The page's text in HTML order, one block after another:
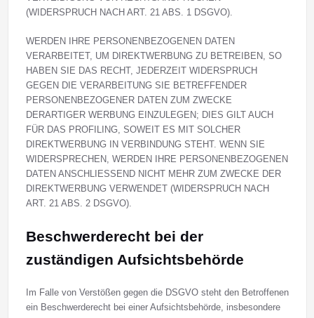
(WIDERSPRUCH NACH ART. 21 ABS. 1 DSGVO).
WERDEN IHRE PERSONENBEZOGENEN DATEN
VERARBEITET, UM DIREKTWERBUNG ZU BETREIBEN, SO
HABEN SIE DAS RECHT, JEDERZEIT WIDERSPRUCH
GEGEN DIE VERARBEITUNG SIE BETREFFENDER
PERSONENBEZOGENER DATEN ZUM ZWECKE
DERARTIGER WERBUNG EINZULEGEN; DIES GILT AUCH
FÜR DAS PROFILING, SOWEIT ES MIT SOLCHER
DIREKTWERBUNG IN VERBINDUNG STEHT. WENN SIE
WIDERSPRECHEN, WERDEN IHRE PERSONENBEZOGENEN
DATEN ANSCHLIESSEND NICHT MEHR ZUM ZWECKE DER
DIREKTWERBUNG VERWENDET (WIDERSPRUCH NACH
ART. 21 ABS. 2 DSGVO).
Beschwerde­recht bei der
zuständigen Aufsichts­behörde
Im Falle von Verstößen gegen die DSGVO steht den Betroffenen
ein Beschwerderecht bei einer Aufsichtsbehörde, insbesondere